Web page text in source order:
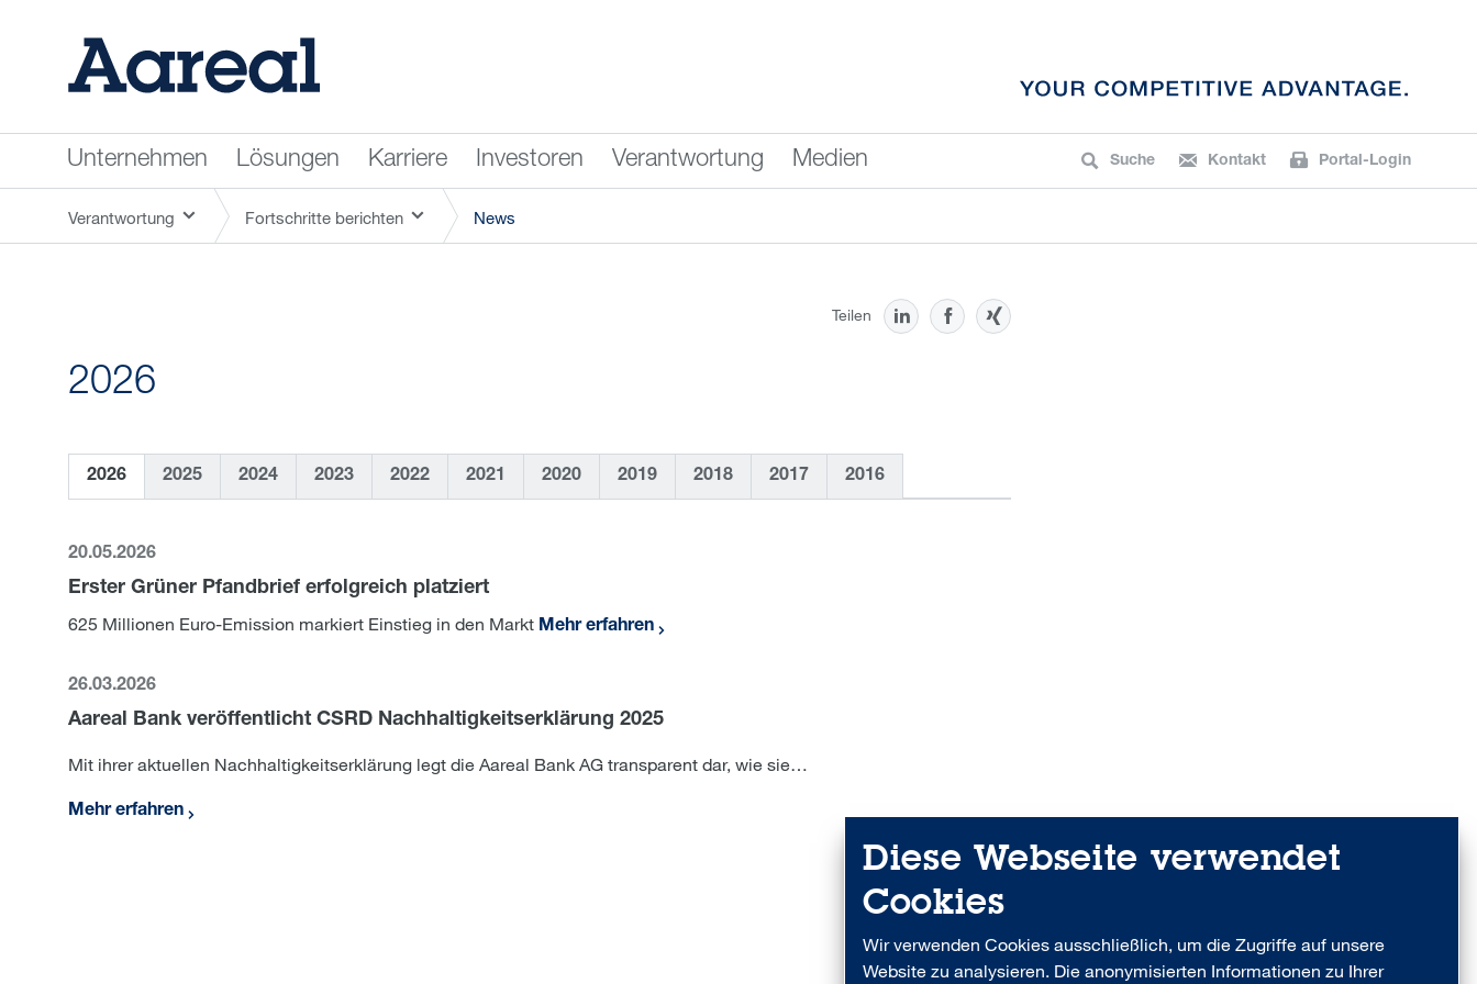
Suche Kontakt Portal-Login
Unternehmen Lösungen Karriere Investoren Verantwortung Medien
Verantwortung Fortschritte berichten News
Teilen
2026
2026 2025 2024 2023 2022 2021 2020 2019 2018 2017 2016
20.05.2026
Erster Grüner Pfandbrief erfolgreich platziert
625 Millionen Euro-Emission markiert Einstieg in den Markt Mehr erfahren
26.03.2026
Aareal Bank veröffentlicht CSRD Nachhaltigkeitserklärung 2025
Mit ihrer aktuellen Nachhaltigkeitserklärung legt die Aareal Bank AG transparent dar, wie sie…
Mehr erfahren
Diese Webseite verwendet
Cookies
Wir verwenden Cookies ausschließlich, um die Zugriffe auf unsere
Website zu analysieren. Die anonymisierten Informationen zu Ihrer